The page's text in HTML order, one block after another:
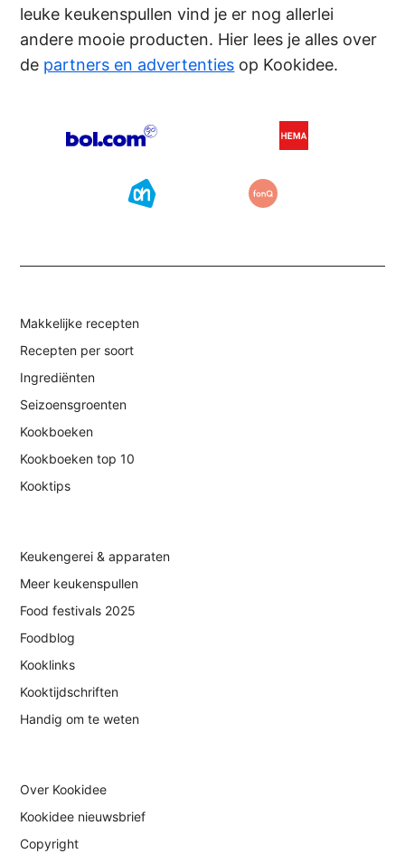
leuke keukenspullen vind je er nog allerlei
andere mooie producten. Hier lees je alles over
de partners en advertenties op Kookidee.
Makkelijke recepten
Recepten per soort
Ingrediënten
Seizoensgroenten
Kookboeken
Kookboeken top 10
Kooktips
Keukengerei & apparaten
Meer keukenspullen
Food festivals 2025
Foodblog
Kooklinks
Kooktijdschriften
Handig om te weten
Over Kookidee
Kookidee nieuwsbrief
Copyright